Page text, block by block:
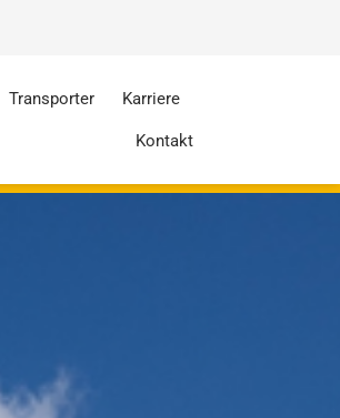
Transporter Karriere
Kontakt